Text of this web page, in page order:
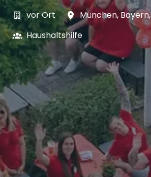
vor Ort München, Bayern,
Haushaltshilfe